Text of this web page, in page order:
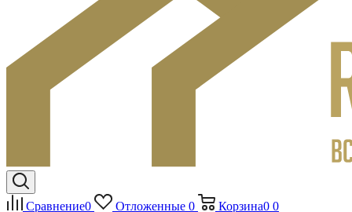
Сравнение0 Отложенные 0 Корзина0 0